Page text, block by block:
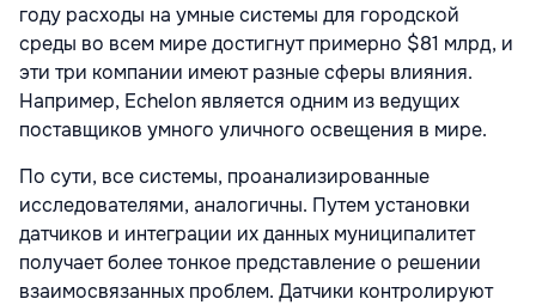
году расходы на умные системы для городской
среды во всем мире достигнут примерно $81 млрд, и
эти три компании имеют разные сферы влияния.
Например, Echelon является одним из ведущих
поставщиков умного уличного освещения в мире.
По сути, все системы, проанализированные
исследователями, аналогичны. Путем установки
датчиков и интеграции их данных муниципалитет
получает более тонкое представление о решении
взаимосвязанных проблем. Датчики контролируют